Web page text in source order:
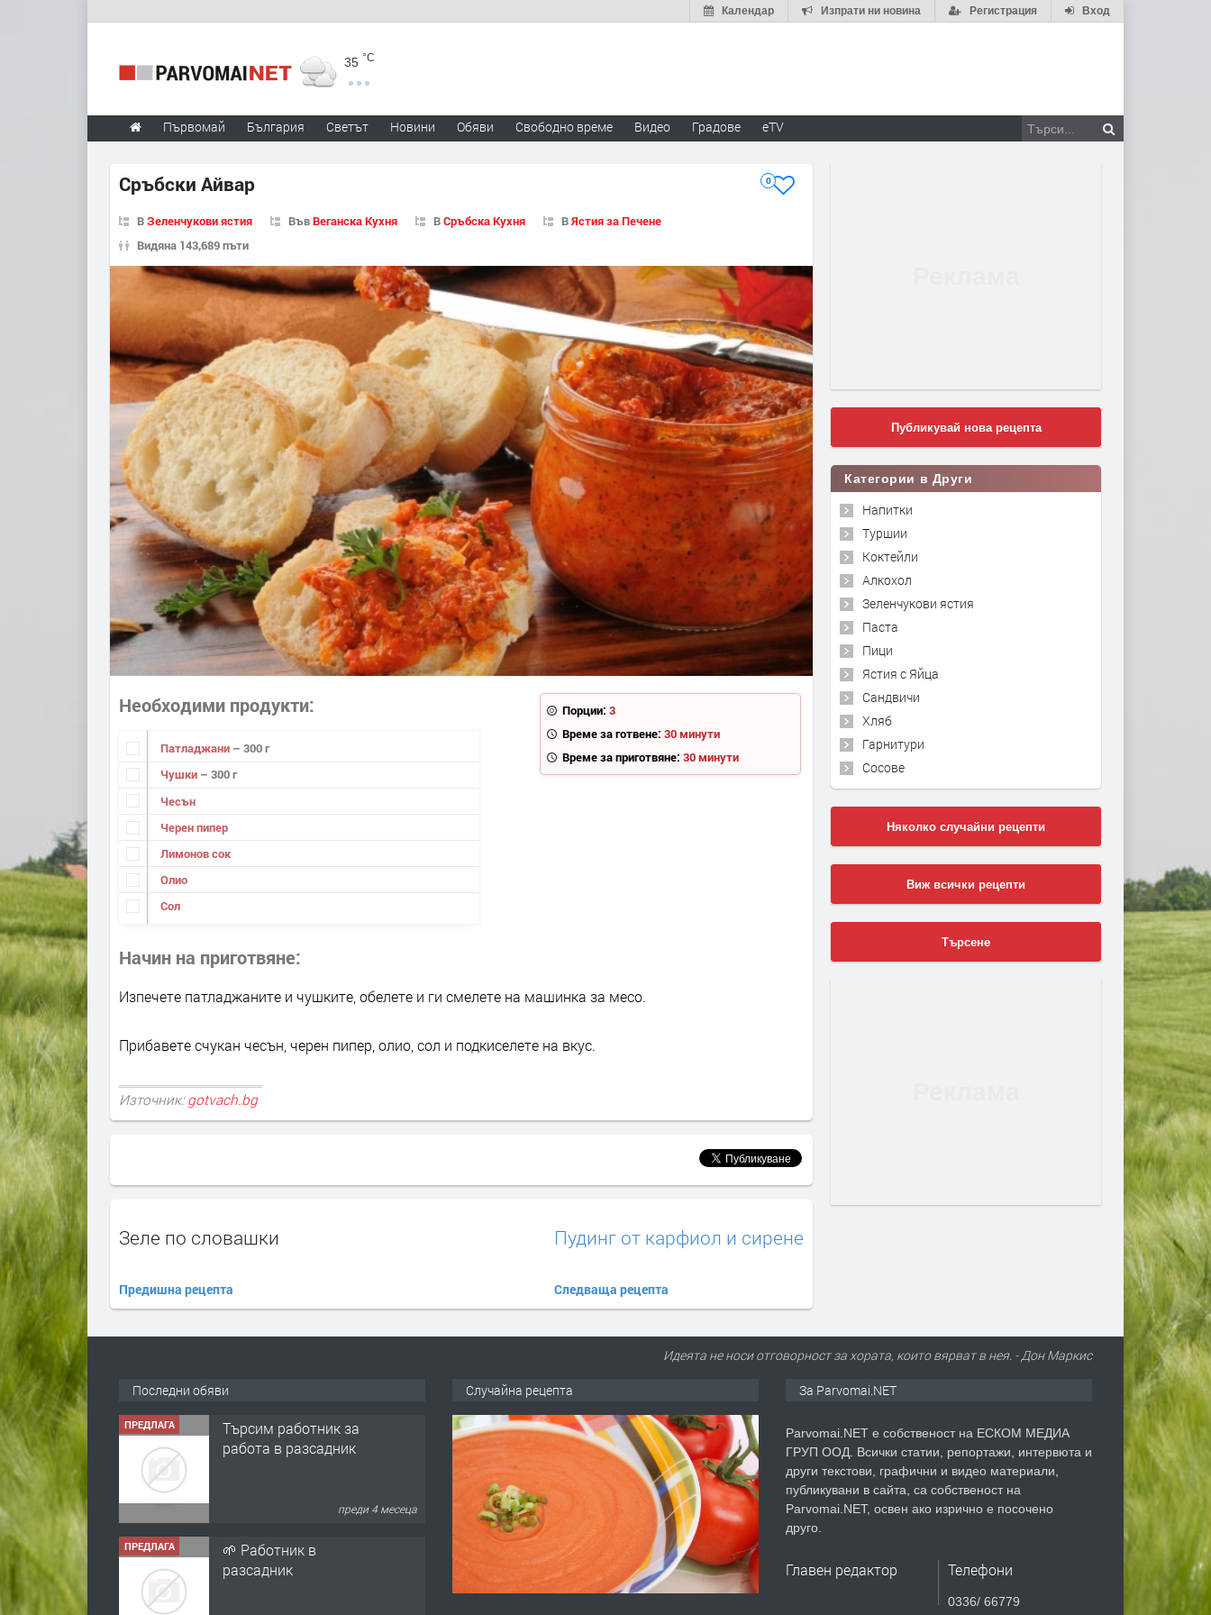
Вход
Регистрация
Изпрати ни новина
Календар
35 °C
Първомай България Светът Новини Обяви Свободно време Видео Градове eTV
Сръбски Айвар 0
ВЗеленчукови ястия ВъвВеганска Кухня ВСръбска Кухня ВЯстия за Печене
Видяна 143,689 пъти
Порции: 3
Време за готвене: 30 минути
Време за приготвяне: 30 минути
Необходими продукти
Патладжани – 300 г
Чушки – 300 г
Чесън
Черен пипер
Лимонов сок
Олио
Сол
Начин на приготвяне
Изпечете патладжаните и чушките, обелете и ги смелете на машинка за месо.
Прибавете счукан чесън, черен пипер, олио, сол и подкиселете на вкус.
Източник: gotvach.bg
Зеле по словашки
Предишна рецепта
Пудинг от карфиол и сирене
Следваща рецепта
Публикувай нова рецепта
Категории в Други
Напитки
Туршии
Коктейли
Алкохол
Зеленчукови ястия
Паста
Пици
Ястия с Яйца
Сандвичи
Хляб
Гарнитури
Сосове
Няколко случайни рецепти
Виж всички рецепти
Търсене
Идеята не носи отговорност за хората, които вярват в нея. - Дон Маркис
Последни обяви
ПРЕДЛАГА
Търсим работник за
работа в разсадник
преди 4 месеца
ПРЕДЛАГА
🌱 Работник в
разсадник
Случайна рецепта За Parvomai.NET
Parvomai.NET е собственост на ЕСКОМ МЕДИА
ГРУП ООД. Всички статии, репортажи, интервюта и
други текстови, графични и видео материали,
публикувани в сайта, са собственост на
Parvomai.NET, освен ако изрично е посочено
друго.
Главен редактор Телефони
0336/ 66779